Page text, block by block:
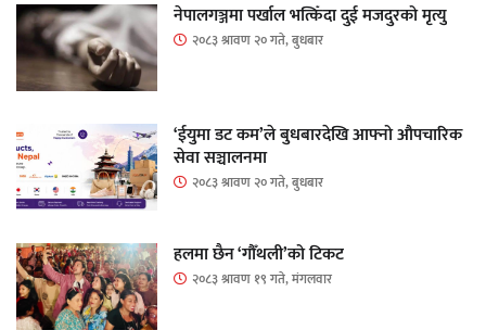
नेपालगञ्जमा पर्खाल भत्किँदा दुई मजदुरको मृत्यु
२०८३ श्रावण २० गते, बुधबार
‘ईयुमा डट कम’ले बुधबारदेखि आफ्नो औपचारिक
सेवा सञ्चालनमा
२०८३ श्रावण २० गते, बुधबार
हलमा छैन ‘गौँथली’को टिकट
२०८३ श्रावण १९ गते, मंगलवार